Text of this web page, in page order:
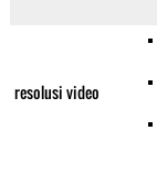
resolusi video